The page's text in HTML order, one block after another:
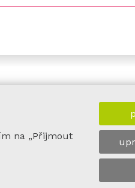
na „Přijmout